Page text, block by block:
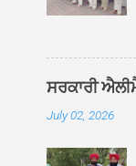
ਸਰਕਾਰੀ
July 02, 2026